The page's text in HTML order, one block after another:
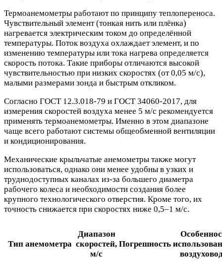
Термоанемометры работают по принципу теплопереноса.
Чувствительный элемент (тонкая нить или плёнка)
нагревается электрическим током до определённой
температуры. Поток воздуха охлаждает элемент, и по
изменению температуры или тока нагрева определяется
скорость потока. Такие приборы отличаются высокой
чувствительностью при низких скоростях (от 0,05 м/с),
малыми размерами зонда и быстрым откликом.
Согласно ГОСТ 12.3.018-79 и ГОСТ 34060-2017, для
измерения скоростей воздуха менее 5 м/с рекомендуется
применять термоанемометры. Именно в этом диапазоне
чаще всего работают системы общеобменной вентиляции
и кондиционирования.
Механические крыльчатые анемометры также могут
использоваться, однако они менее удобны в узких и
труднодоступных каналах из-за большего диаметра
рабочего колеса и необходимости создания более
крупного технологического отверстия. Кроме того, их
точность снижается при скоростях ниже 0,5–1 м/с.
Тип анемометра
Диапазон
скоростей,
м/с
Погрешность